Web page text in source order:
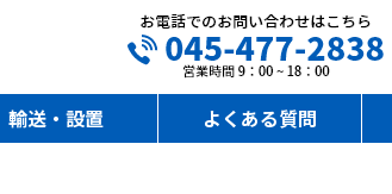
輸送・設置 よくある質問